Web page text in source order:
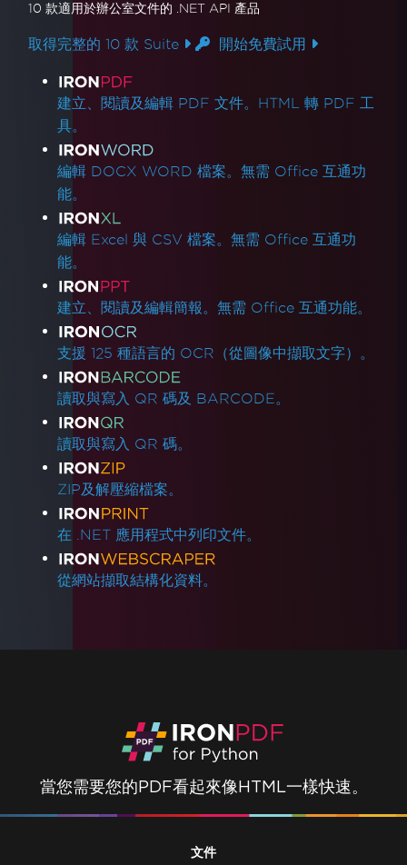
10 款適用於辦公室文件的 .NET API 產品
取得完整的 10 款 Suite 開始免費試用
產品連結
建立、閱讀及編輯 PDF 文件。HTML 轉 PDF 工
具。
編輯 DOCX WORD 檔案。無需 Office 互通功
能。
編輯 Excel 與 CSV 檔案。無需 Office 互通功
能。
建立、閱讀及編輯簡報。無需 Office 互通功能。
支援 125 種語言的 OCR（從圖像中擷取文字）。
讀取與寫入 QR 碼及 BARCODE。
讀取與寫入 QR 碼。
ZIP及解壓縮檔案。
在 .NET 應用程式中列印文件。
從網站擷取結構化資料。
當您需要您的PDF看起來像HTML一樣快速。
文件